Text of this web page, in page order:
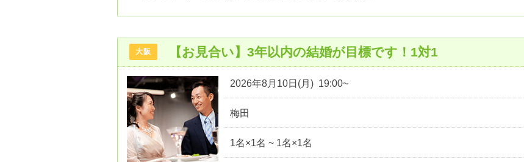
大阪 【お見合い】3年以内の結婚が目標です！1対1
2026年8月10日(月) 19:00~
梅田
1名×1名 ~ 1名×1名